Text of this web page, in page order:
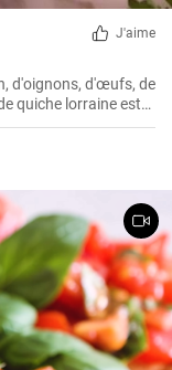
J'aime
d'oignons, d'œufs, de
quiche lorraine est
facile à